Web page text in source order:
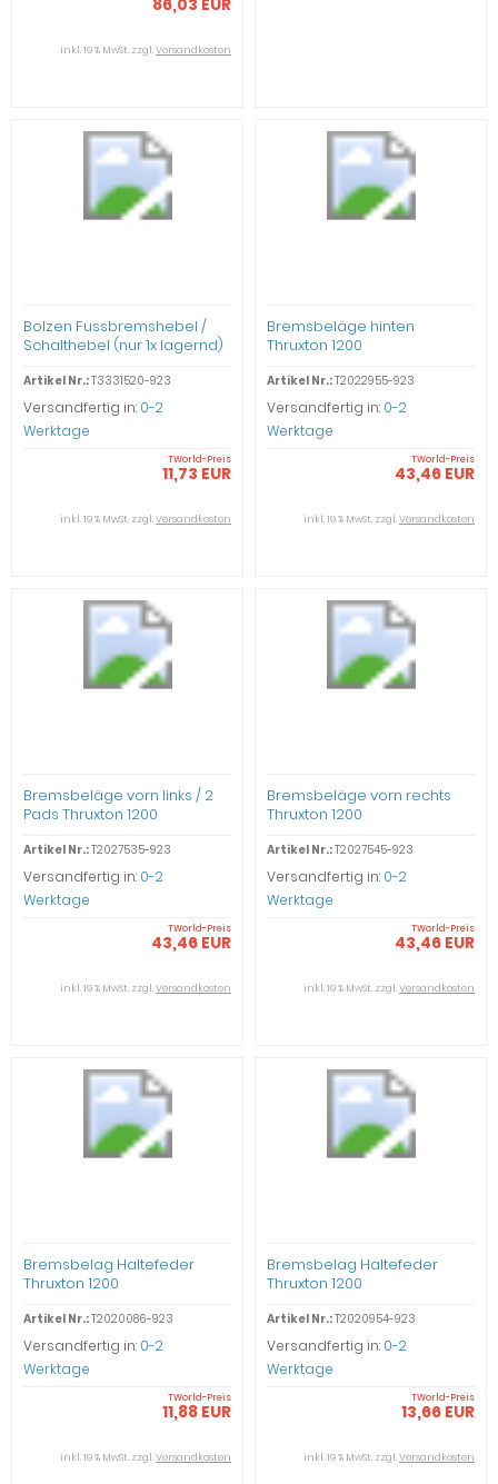
inkl. 19 % MwSt. zzgl.Versandkosten
Bolzen Fussbremshebel /
Schalthebel (nur 1x lagernd)
Artikel Nr.:T3331520-923
Versandfertig in: 0-2
Werktage
TWorld-Preis
11,73 EUR
inkl. 19 % MwSt. zzgl.Versandkosten
Bremsbeläge hinten
Thruxton 1200
Artikel Nr.:T2022955-923
Versandfertig in: 0-2
Werktage
TWorld-Preis
43,46 EUR
inkl. 19 % MwSt. zzgl.Versandkosten
Bremsbeläge vorn links / 2
Pads Thruxton 1200
Artikel Nr.:T2027535-923
Versandfertig in: 0-2
Werktage
TWorld-Preis
43,46 EUR
inkl. 19 % MwSt. zzgl.Versandkosten
Bremsbeläge vorn rechts
Thruxton 1200
Artikel Nr.:T2027545-923
Versandfertig in: 0-2
Werktage
TWorld-Preis
43,46 EUR
inkl. 19 % MwSt. zzgl.Versandkosten
Bremsbelag Haltefeder
Thruxton 1200
Artikel Nr.:T2020086-923
Versandfertig in: 0-2
Werktage
TWorld-Preis
11,88 EUR
inkl. 19 % MwSt. zzgl.Versandkosten
Bremsbelag Haltefeder
Thruxton 1200
Artikel Nr.:T2020954-923
Versandfertig in: 0-2
Werktage
TWorld-Preis
13,66 EUR
inkl. 19 % MwSt. zzgl.Versandkosten